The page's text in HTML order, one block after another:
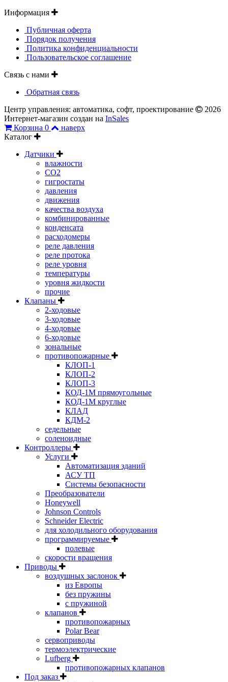
Информация
Публичная оферта
Порядок получения
Политика конфиденциальности
Пользовательское соглашение
Связь с нами
Обратная связь
Центр управления: автоматика, софт, проектирование
2026
Интернет-магазин создан на InSales
Корзина 0
наверх
Каталог
Датчики
влажности
CO2
гигростаты
давления
движения
качества воздуха
комбинированные
конденсата
расходомеры
реле давления
реле протока
реле уровня
температуры
уровня жидкости
прочие
Клапаны
2-ходовые
3-ходовые
4-ходовые
6-ходовые
зональные
противопожарные
КЛОП-1
КЛОП-2
КЛОП-3
КОД-1М прямоугольные
КОД-1М круглые
КЛАД
КДМ-2
седельные
соленоидные
Контроллеры
Услуги
Автоматизация зданий
АСУ ТП
Системы безопасности
Преобразователи
Honeywell
Johnson Controls
Schneider Electric
для холодильного оборудования
программируемые
полевые
скорости вращения
Приводы
воздушных заслонок
из Европы
без пружины
с пружиной
клапанов
противопожарных
Polar Bear
сервоприводы
термоэлектрические
Lufberg
противопожарных клапанов
Под заказ